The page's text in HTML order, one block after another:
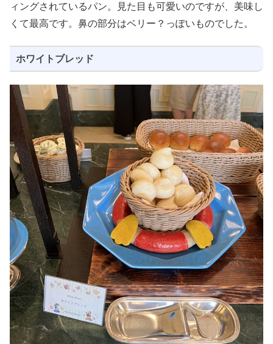
ィングされているパン。見た目も可愛いのですが、美味し
くて最高です。鼻の部分はベリー？っぽいものでした。
ホワイトブレッド